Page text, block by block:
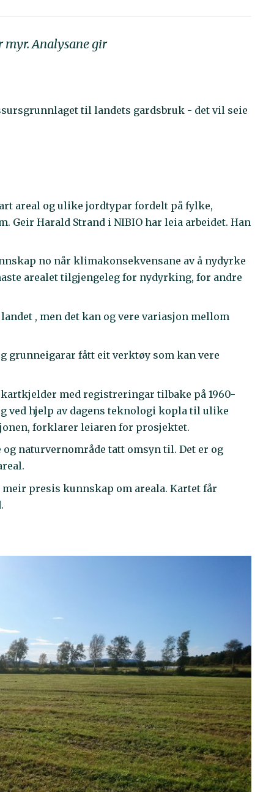
myr. Analysane gir
til landets gardsbruk - det vil seie
areal og ulike jordtypar fordelt på fylke,
Geir Harald Strand i NIBIO har leia arbeidet. Han
no når klimakonsekvensane av å nydyrke
arealet tilgjengeleg for nydyrking, for andre
, men det kan og vere variasjon mellom
grunneigarar fått eit verktøy som kan vere
med registreringar tilbake på 1960-
ved hjelp av dagens teknologi kopla til ulike
forklarer leiaren for prosjektet.
naturvernområde tatt omsyn til. Det er og
presis kunnskap om areala. Kartet får